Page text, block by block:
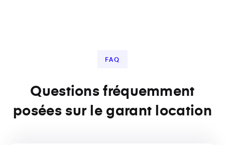
FAQ
Questions fréquemment
posées sur le garant location